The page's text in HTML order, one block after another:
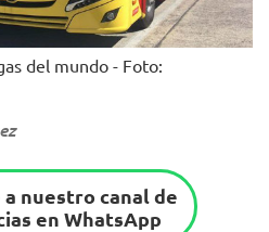
del mundo - Foto:
nuestro canal de
en WhatsApp